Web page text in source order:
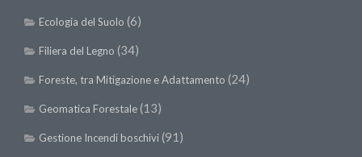
Ecologia del Suolo (6)
Filiera del Legno (34)
Foreste, tra Mitigazione e Adattamento (24)
Geomatica Forestale(13)
Gestione Incendi boschivi(91)